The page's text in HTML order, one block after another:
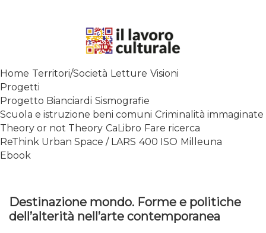
SPALANCARE LE FINESTRE DEI
CONTEMPORANEO
Home Territori/Società Letture Visioni
Progetti
Progetto Bianciardi Sismografie
Scuola e istruzione beni comuni Criminalità immaginate
Theory or not Theory CaLibro Fare ricerca
ReThink Urban Space / LARS 400 ISO Milleuna
Ebook
Destinazione mondo. Forme e politiche
dell’alterità nell’arte contemporanea